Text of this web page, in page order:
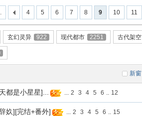
索
4 5 6 7 8 9 10 11
玄幻灵异 922 现代都市 2251 古代架空
新窗
都是小星星]... ... 2 3 4 5 6 .. 12
奺][完结+番外] ... 2 3 4 5 6 .. 15